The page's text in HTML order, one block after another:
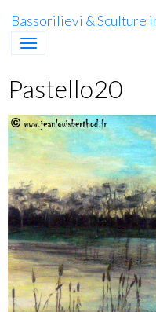
Bassorilievi & Sculture
Pastello20